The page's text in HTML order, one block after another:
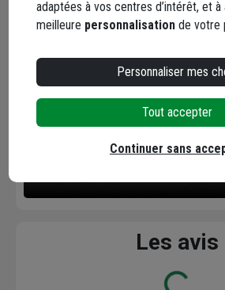
Facebook
YouTube
Les avis
Loading...
adaptées à vos centres d’intérêt, et à
meilleure personnalisation de votre
Personnaliser mes
Tout accepter
Continuer sans